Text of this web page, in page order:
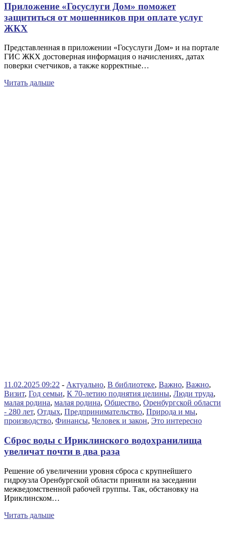
Приложение «Госуслуги Дом» поможет
защититься от мошенников при оплате услуг
ЖКХ
Представленная в приложении «Госуслуги Дом» и на портале
ГИС ЖКХ достоверная информация о начислениях, датах
поверки счетчиков, а также корректные…
Читать дальше
11.02.2025 09:22 - Актуально, В библиотеке, Важно, Важно,
Визит, Год семьи, К 70-летию поднятия целины, Люди труда,
малая родина, малая родина, Общество, Оренбургской области
- 280 лет, Отдых, Предпринимательство, Природа и мы,
производство, Финансы, Человек и закон, Это интересно
Сброс воды с Ириклинского водохранилища
увеличат почти в два раза
Решение об увеличении уровня сброса с крупнейшего
гидроузла Оренбургской области приняли на заседании
межведомственной рабочей группы. Так, обстановку на
Ириклинском…
Читать дальше